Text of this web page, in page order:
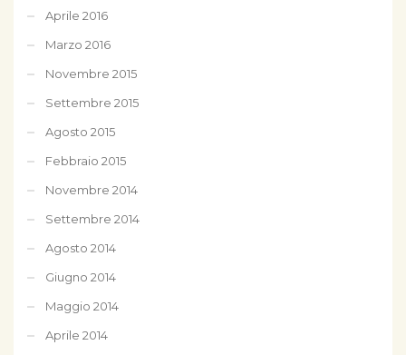
Aprile 2016
Marzo 2016
Novembre 2015
Settembre 2015
Agosto 2015
Febbraio 2015
Novembre 2014
Settembre 2014
Agosto 2014
Giugno 2014
Maggio 2014
Aprile 2014